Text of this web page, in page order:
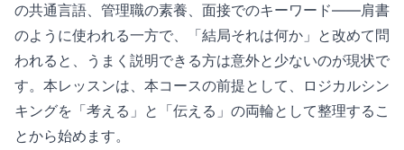
の共通言語、管理職の素養、面接でのキーワード——肩書
のように使われる一方で、「結局それは何か」と改めて問
われると、うまく説明できる方は意外と少ないのが現状で
す。本レッスンは、本コースの前提として、ロジカルシン
キングを「考える」と「伝える」の両輪として整理するこ
とから始めます。